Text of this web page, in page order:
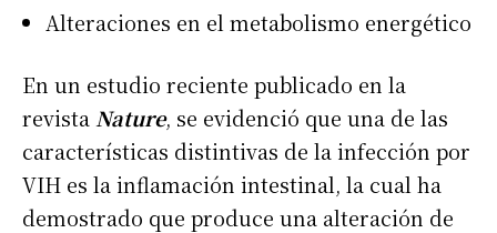
Alteraciones en el metabolismo energético
En un estudio reciente publicado en la
revista Nature, se evidenció que una de las
características distintivas de la infección por
VIH es la inflamación intestinal, la cual ha
demostrado que produce una alteración de